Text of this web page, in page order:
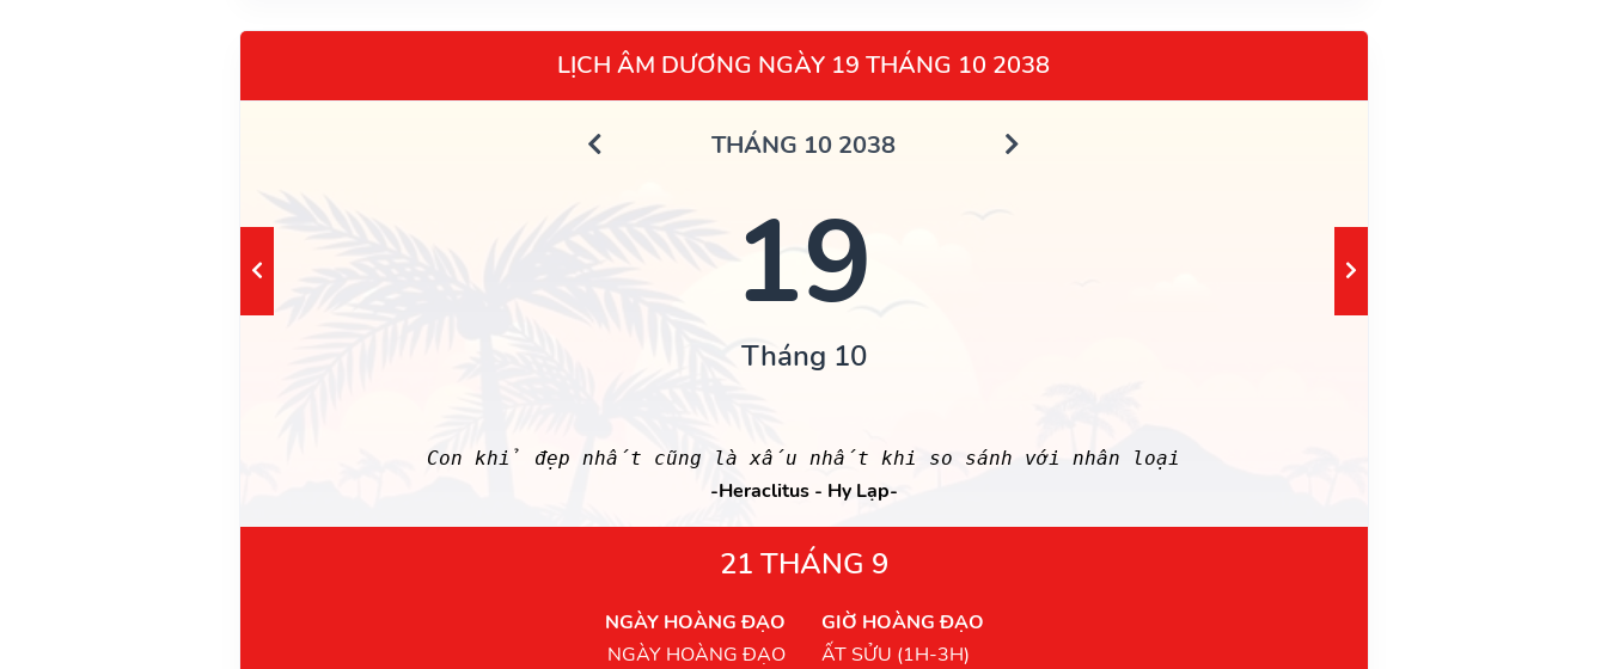
LỊCH ÂM DƯƠNG NGÀY 19 THÁNG 10 2038
THÁNG 10 2038
19
Tháng 10
Con khỉ đẹp nhất cũng là xấu nhất khi so sánh với nhân loại
-Heraclitus - Hy Lạp-
21 THÁNG 9
NGÀY HOÀNG ĐẠO
NGÀY HOÀNG ĐẠO
GIỜ HOÀNG ĐẠO
ẤT SỬU (1H-3H)